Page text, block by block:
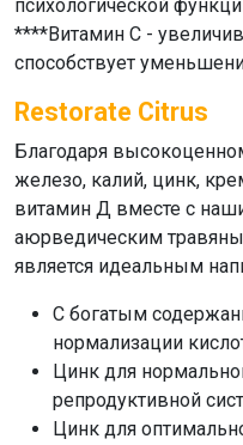
психологической
****Витамин С -
способствует
Restorate Citrus
Благодаря
железо, калий, цинк,
витамин Д вместе с
аюрведическим
является идеальным
С богатым
нормализации
Цинк для
репродуктивной
Цинк для